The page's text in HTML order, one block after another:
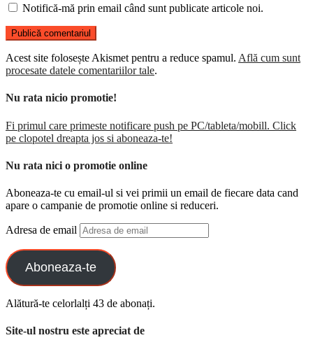
Notifică-mă prin email când sunt publicate articole noi.
Acest site folosește Akismet pentru a reduce spamul. Află cum sunt
procesate datele comentariilor tale.
Nu rata nicio promotie!
Fi primul care primeste notificare push pe PC/tableta/mobill. Click
pe clopotel dreapta jos si aboneaza-te!
Nu rata nici o promotie online
Aboneaza-te cu email-ul si vei primii un email de fiecare data cand
apare o campanie de promotie online si reduceri.
Adresa de email
Aboneaza-te
Alătură-te celorlalți 43 de abonați.
Site-ul nostru este apreciat de